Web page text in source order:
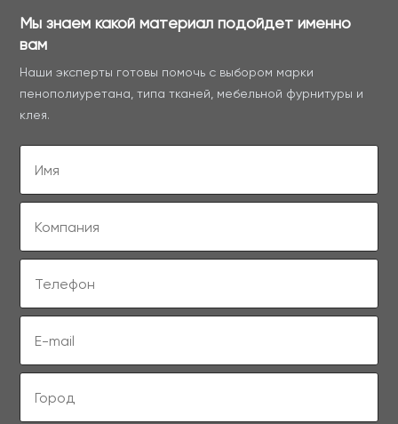
Мы знаем какой материал подойдет именно
вам
Наши эксперты готовы помочь с выбором марки
пенополиуретана, типа тканей, мебельной фурнитуры и
клея.